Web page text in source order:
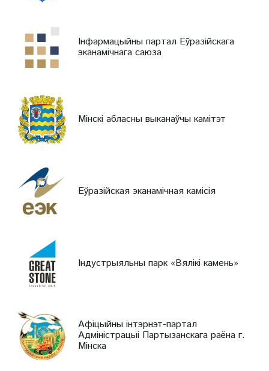
Інфармацыйны партал Еўразійскага
эканамічнага саюза
Мінскі абласны выканаўчы камітэт
Еўразійская эканамічная камісія
Індустрыяльны парк «Вялікі камень»
Афіцыйны інтэрнэт-партал
Адміністрацыі Партызанскага раёна г.
Мінска